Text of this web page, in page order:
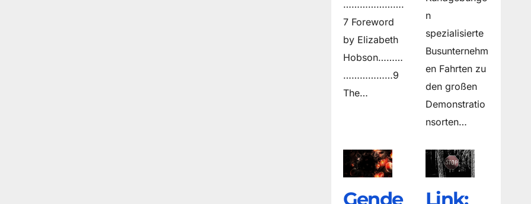
………………….
7 Foreword
by Elizabeth
Hobson………
………………9
The…
n
spezialisierte
Busunternehm
en Fahrten zu
den großen
Demonstratio
nsorten…
Gende Link: